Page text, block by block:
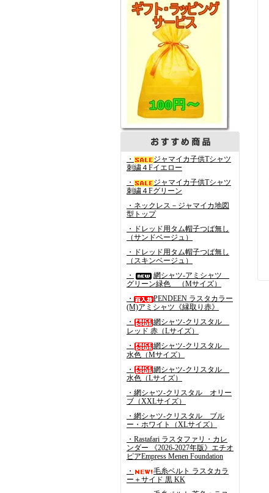
・
ジャマイカ子供Tシャツ
刺繍４Fイエロー
・
ジャマイカ子供Tシャツ
刺繍４Fグリーン
・ネックレス－ジャマイカ地図
型トップ
・ドレッド用タム帽子つば無し
（サンドベージュ）
・ドレッド用タム帽子つば無し
（スキンベージュ）
・
網シャツ-アミシャツ
グリーン緑色 （Mサイズ）
・
PENDEEN ラスタカラー
(M)アミシャツ《縁取り赤》
・
網シャツ-クリスタル
レッド 赤（Lサイズ）
・
網シャツ-クリスタル
水色（Mサイズ）
・
網シャツ-クリスタル
水色（Lサイズ）
・網シャツ-クリスタル オリー
ブ（XXLサイズ）
・網シャツ-クリスタル ブル
ー・ホワイト（XLサイズ）
・Rastafari ラスタファリ・カレ
ンダー 《2026-2027年版》エチオ
ピアEmpress Menen Foundation
・
毛糸ベルト ラスタカラ
ー＋サイド 黒 KK